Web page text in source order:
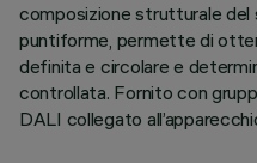
composizione strutturale
puntiforme, permette di
definita e circolare e
controllata. Fornito con
DALI collegato